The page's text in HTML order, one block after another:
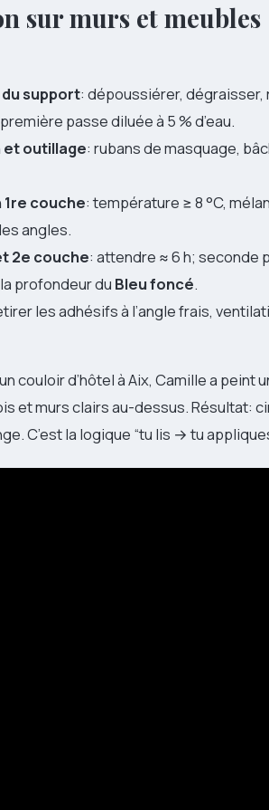
sur murs et
support: dépoussiérer,
passe diluée à 5 % d’eau.
outillage: rubans de masquage,
couche: température ≥ 8 °C,
angles.
2e couche: attendre ≈ 6 h; seconde
profondeur du Bleu foncé.
les adhésifs à l’angle frais,
couloir d’hôtel à Aix, Camille a peint
et murs clairs au-dessus. Résultat:
C’est la logique “tu lis → tu